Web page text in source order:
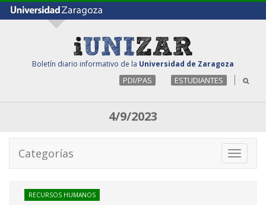
Boletín diario informativo de la Universidad de Zaragoza
PDI/PAS ESTUDIANTES
4/9/2023
Toggle
Categorías
RECURSOS HUMANOS